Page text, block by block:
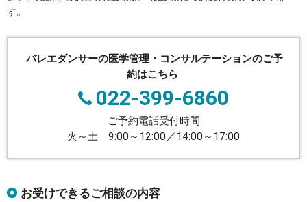
す。
バレエダンサーの医学管理・コンサルテーションのご予
約はこちら
022-399-6860
ご予約電話受付時間
火～土 9:00～12:00／14:00～17:00
お受けできるご相談の内容